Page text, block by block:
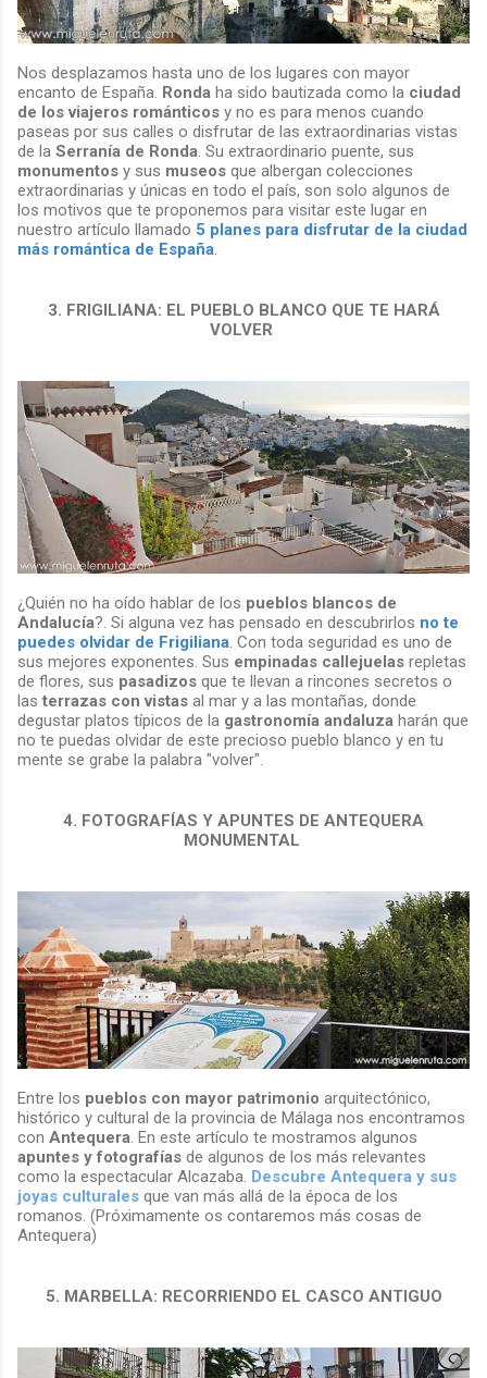
Nos desplazamos hasta uno de los lugares con mayor
encanto de España. Ronda ha sido bautizada como la ciudad
de los viajeros románticos y no es para menos cuando
paseas por sus calles o disfrutar de las extraordinarias vistas
de la Serranía de Ronda. Su extraordinario puente, sus
monumentos y sus museos que albergan colecciones
extraordinarias y únicas en todo el país, son solo algunos de
los motivos que te proponemos para visitar este lugar en
nuestro artículo llamado 5 planes para disfrutar de la ciudad
más romántica de España.
3. FRIGILIANA: EL PUEBLO BLANCO QUE TE HARÁ
VOLVER
¿Quién no ha oído hablar de los pueblos blancos de
Andalucía?. Si alguna vez has pensado en descubrirlos no te
puedes olvidar de Frigiliana. Con toda seguridad es uno de
sus mejores exponentes. Sus empinadas callejuelas repletas
de flores, sus pasadizos que te llevan a rincones secretos o
las terrazas con vistas al mar y a las montañas, donde
degustar platos típicos de la gastronomía andaluza harán que
no te puedas olvidar de este precioso pueblo blanco y en tu
mente se grabe la palabra "volver".
4. FOTOGRAFÍAS Y APUNTES DE ANTEQUERA
MONUMENTAL
Entre los pueblos con mayor patrimonio arquitectónico,
histórico y cultural de la provincia de Málaga nos encontramos
con Antequera. En este artículo te mostramos algunos
apuntes y fotografías de algunos de los más relevantes
como la espectacular Alcazaba. Descubre Antequera y sus
joyas culturales que van más allá de la época de los
romanos. (Próximamente os contaremos más cosas de
Antequera)
5. MARBELLA: RECORRIENDO EL CASCO ANTIGUO